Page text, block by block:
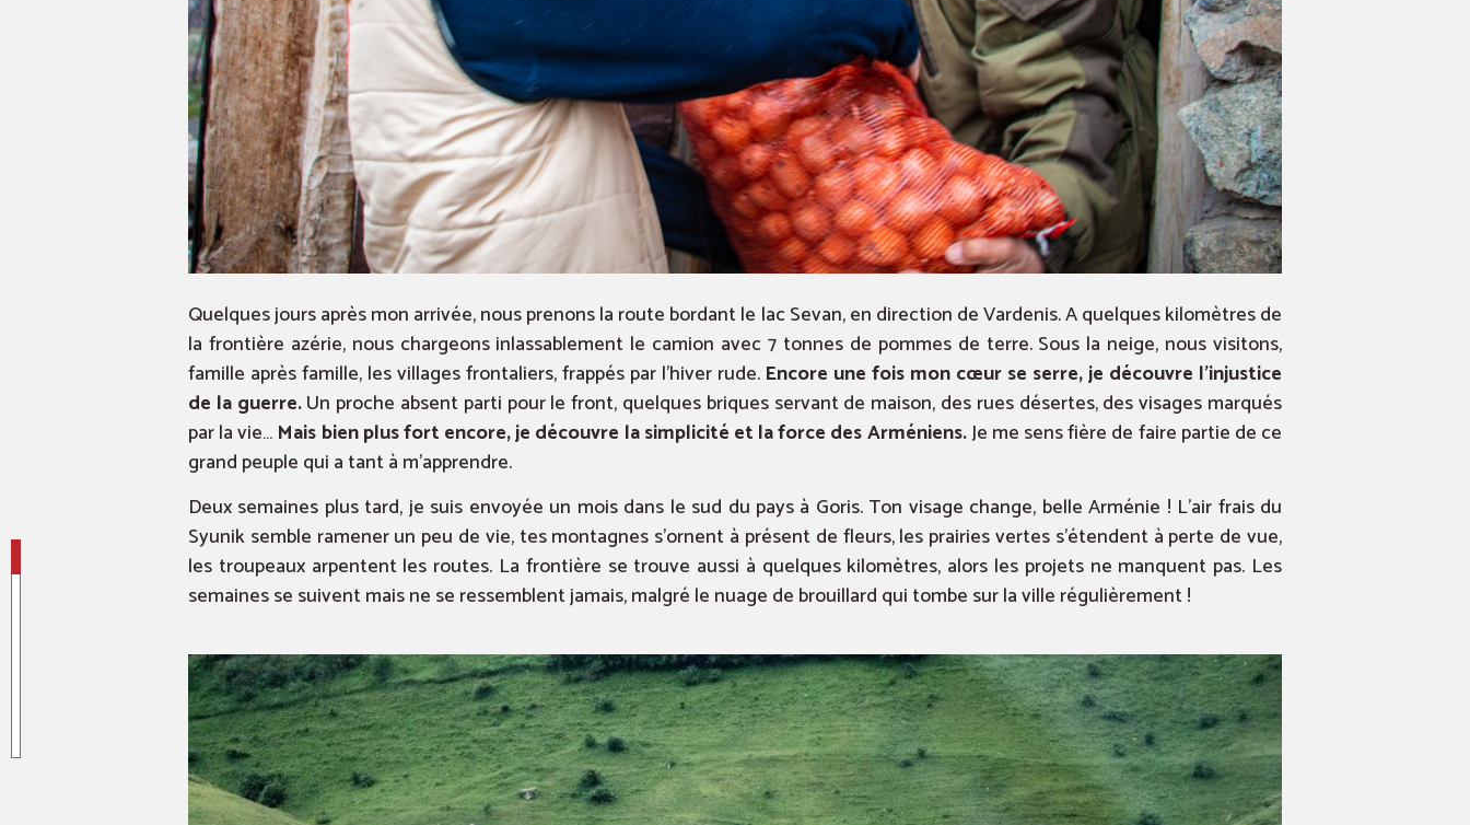
Quelques jours après mon arrivée, nous prenons la route bordant le lac Sevan, en direction de Vardenis. A quelques kilomètres de
la frontière azérie, nous chargeons inlassablement le camion avec 7 tonnes de pommes de terre. Sous la neige, nous visitons,
famille après famille, les villages frontaliers, frappés par l’hiver rude.Encore une fois mon cœur se serre, je découvre l’injustice
de la guerre.Un proche absent parti pour le front, quelques briques servant de maison, des rues désertes, des visages marqués
par la vie… Mais bien plus fort encore, je découvre la simplicité et la force des Arméniens.Je me sens fière de faire partie de ce
grand peuple qui a tant à m’apprendre.
Deux semaines plus tard, je suis envoyée un mois dans le sud du pays à Goris. Ton visage change, belle Arménie ! L’air frais du
Syunik semble ramener un peu de vie, tes montagnes s’ornent à présent de fleurs, les prairies vertes s’étendent à perte de vue,
les troupeaux arpentent les routes. La frontière se trouve aussi à quelques kilomètres, alors les projets ne manquent pas. Les
semaines se suivent mais ne se ressemblent jamais, malgré le nuage de brouillard qui tombe sur la ville régulièrement !